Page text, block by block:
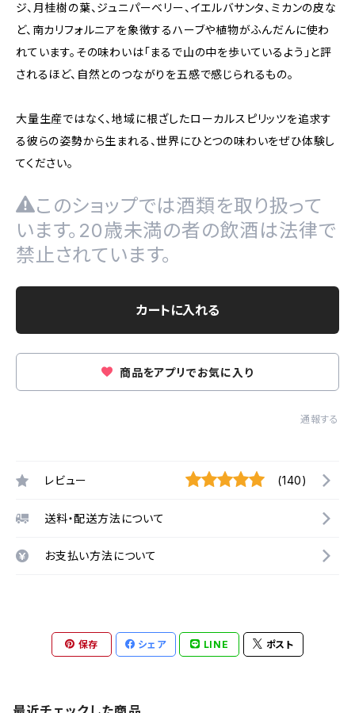
ジ、月桂樹の葉、ジュニパーベリー、イエルバサンタ、ミカンの皮な
ど、南カリフォルニアを象徴するハーブや植物がふんだんに使わ
れています。その味わいは「まるで山の中を歩いているよう」と評
されるほど、自然とのつながりを五感で感じられるもの。
大量生産ではなく、地域に根ざしたローカルスピリッツを追求す
る彼らの姿勢から生まれる、世界にひとつの味わいをぜひ体験し
てください。
このショップでは酒類を取り扱って
います。20歳未満の者の飲酒は法律で
禁止されています。
カートに入れる
商品をアプリでお気に入り
通報する
レビュー (140)
送料・配送方法について
お支払い方法について
保存 シェア LINE ポスト